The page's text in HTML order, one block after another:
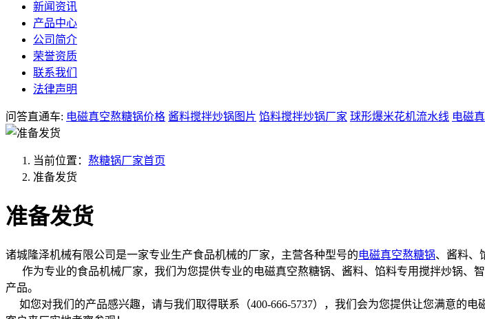
新闻资讯
产品中心
公司简介
荣誉资质
联系我们
法律声明
问答直通车: 电磁真空熬糖锅价格 酱料搅拌炒锅图片 馅料搅拌炒锅厂家 球形爆米花机流水线 电磁
当前位置： 熬糖锅厂家首页
准备发货
准备发货
诸城隆泽机械有限公司是一家专业生产食品机械的厂家，主营各种型号的电磁真空熬糖锅、酱料、
作为专业的食品机械厂家，我们为您提供专业的电磁真空熬糖锅、酱料、馅料专用搅拌炒锅、
产品。
如您对我们的产品感兴趣，请与我们取得联系（400-666-5737），我们会为您提供让您满意的电